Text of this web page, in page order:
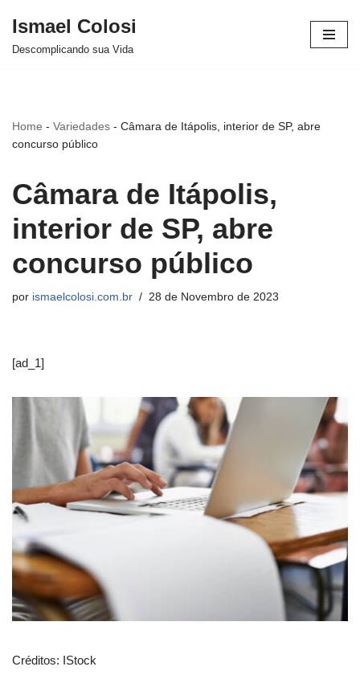
Avançar
Ismael Colosi
Descomplicando sua Vida
Home - Variedades - Câmara de Itápolis, interior de SP, abre
concurso público
Câmara de Itápolis,
interior de SP, abre
concurso público
por ismaelcolosi.com.br 28 de Novembro de 2023
[ad_1]
Créditos: IStock